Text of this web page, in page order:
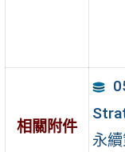
相關附件
永